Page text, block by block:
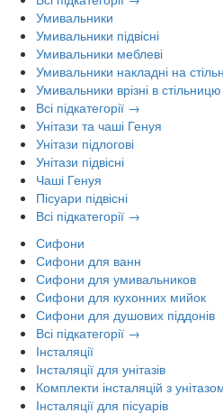
Умивальники
Умивальники підвісні
Умивальники меблеві
Умивальники накладні на
Умивальники врізні в стільницю
Всі підкатегорії →
Унітази та чаші Генуя
Унітази підлогові
Унітази підвісні
Чаші Генуя
Пісуари підвісні
Всі підкатегорії →
Сифони
Сифони для ванн
Сифони для умивальников
Сифони для кухонних мийок
Сифони для душових піддонів
Всі підкатегорії →
Інсталяції
Інсталяції для унітазів
Комплекти інсталяцій з
Інсталяції для пісуарів